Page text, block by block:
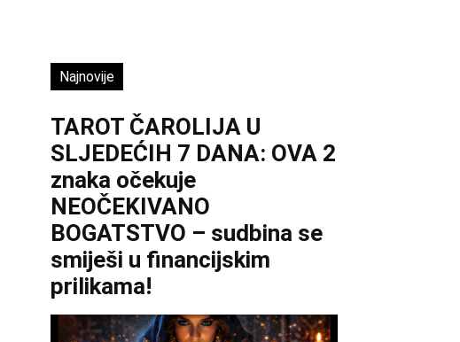
Najnovije
TAROT ČAROLIJA U
SLJEDEĆIH 7 DANA: OVA 2
znaka očekuje
NEOČEKIVANO
BOGATSTVO – sudbina se
smiješi u financijskim
prilikama!